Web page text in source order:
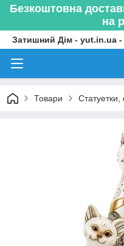
Безкоштовна
на
Затишний Дім - yut.in.ua -
Товари